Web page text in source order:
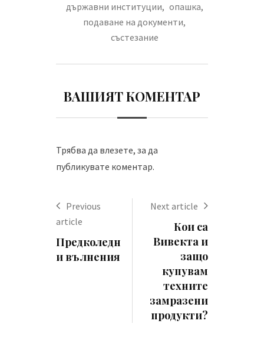
държавни институции, опашка,
подаване на документи,
състезание
ВАШИЯТ КОМЕНТАР
Трябва да влезете, за да
публикувате коментар.
Previous
article
Предколедн
и вълнения
Next article
Кои са
Вивекта и
защо
купувам
техните
замразени
продукти?